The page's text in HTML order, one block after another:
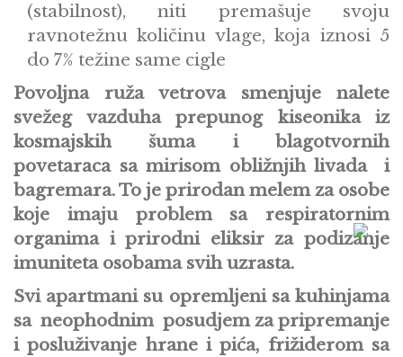
(stabilnost), niti premašuje svoju
ravnotežnu količinu vlage, koja iznosi 5
do 7% težine same cigle
Povoljna ruža vetrova smenjuje nalete
svežeg vazduha prepunog kiseonika iz
kosmajskih šuma i blagotvornih
povetaraca sa mirisom obližnjih livada i
bagremara. To je prirodan melem za osobe
koje imaju problem sa respiratornim
organima i prirodni eliksir za podizanje
imuniteta osobama svih uzrasta.
Svi apartmani su opremljeni sa kuhinjama
sa neophodnim posudjem za pripremanje
i posluživanje hrane i pića, frižiderom sa